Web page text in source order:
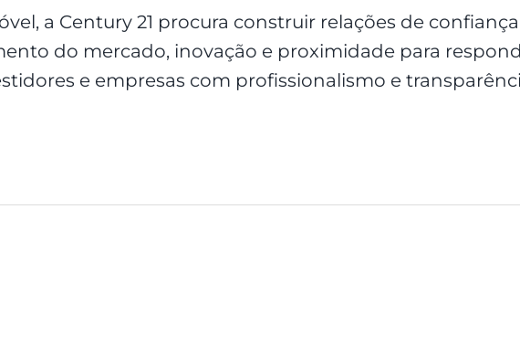
a Century 21 procura construir relações de confiança
do mercado, inovação e proximidade para
e empresas com profissionalismo e